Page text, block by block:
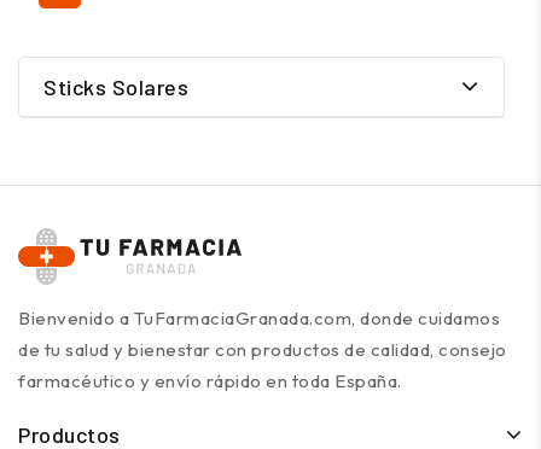
Sticks Solares
Bienvenido a TuFarmaciaGranada.com, donde cuidamos
de tu salud y bienestar con productos de calidad, consejo
farmacéutico y envío rápido en toda España.
Productos